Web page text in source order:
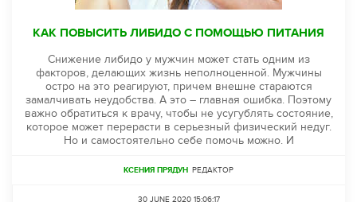
КАК ПОВЫСИТЬ ЛИБИДО С ПОМОЩЬЮ ПИТАНИЯ
Снижение либидо у мужчин может стать одним из
факторов, делающих жизнь неполноценной. Мужчины
остро на это реагируют, причем внешне стараются
замалчивать неудобства. А это – главная ошибка. Поэтому
важно обратиться к врачу, чтобы не усугублять состояние,
которое может перерасти в серьезный физический недуг.
Но и самостоятельно себе помочь можно. И
КСЕНИЯ ПРЯДУН РЕДАКТОР
30 JUNE 2020 15:06:17